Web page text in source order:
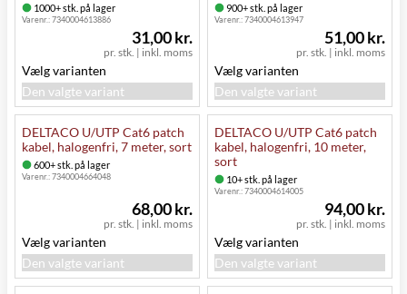
1000+ stk. på lager
Varenr.:7340004613886
pr. stk. | inkl. moms
31,00 kr.
Vælg varianten
Den valgte variant
900+ stk. på lager
Varenr.:7340004613947
pr. stk. | inkl. moms
51,00 kr.
Vælg varianten
Den valgte variant
DELTACO U/UTP Cat6 patch
kabel, halogenfri, 7 meter, sort
600+ stk. på lager
Varenr.:7340004664048
pr. stk. | inkl. moms
68,00 kr.
Vælg varianten
Den valgte variant
DELTACO U/UTP Cat6 patch
kabel, halogenfri, 10 meter,
sort
10+ stk. på lager
Varenr.:7340004614005
pr. stk. | inkl. moms
94,00 kr.
Vælg varianten
Den valgte variant